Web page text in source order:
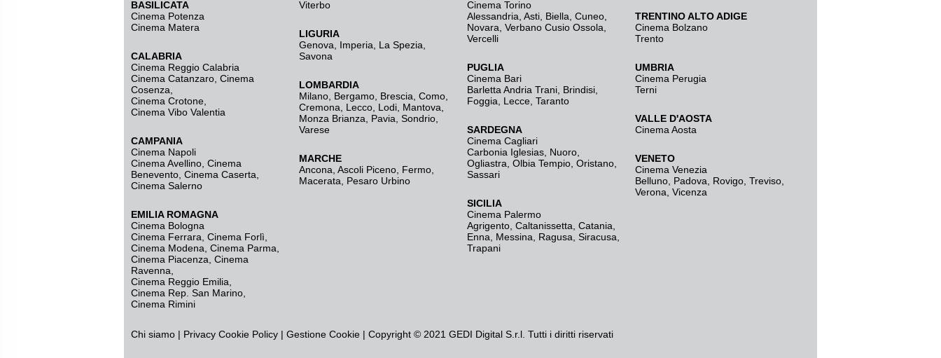
BASILICATA
Cinema Potenza
Cinema Matera
CALABRIA
Cinema Reggio Calabria
Cinema Catanzaro Cinema
Cosenza
Cinema Crotone
Cinema Vibo Valentia
CAMPANIA
Cinema Napoli
Cinema Avellino Cinema
Benevento Cinema Caserta
Cinema Salerno
EMILIA ROMAGNA
Cinema Bologna
Cinema Ferrara Cinema Forlì
Cinema Modena Cinema Parma
Cinema Piacenza Cinema
Ravenna
Cinema Reggio Emilia
Cinema Rep. San Marino
Cinema Rimini
Viterbo
LIGURIA
Genova
Imperia La Spezia
Savona
LOMBARDIA
Milano Bergamo Brescia, Como
Cremona
Lecco Lodi Mantova
Monza Brianza
Pavia Sondrio
Varese
MARCHE
Ancona Ascoli Piceno Fermo
Macerata
Pesaro Urbino
Cinema Torino
Alessandria Asti Biella Cuneo
Novara Verbano Cusio Ossola
Vercelli
PUGLIA
Cinema Bari
Barletta Andria Trani Brindisi
Foggia
Lecce Taranto
SARDEGNA
Cinema Cagliari
Carbonia Iglesias Nuoro
Ogliastra Olbia Tempio Oristano
Sassari
SICILIA
Cinema Palermo
Agrigento Caltanissetta Catania
Enna
Messina Ragusa Siracusa
Trapani
TRENTINO ALTO ADIGE
Cinema Bolzano
Trento
UMBRIA
Cinema Perugia
Terni
VALLE D'AOSTA
Cinema Aosta
VENETO
Cinema Venezia
Belluno Padova Rovigo Treviso
Verona Vicenza
Chi siamo | Privacy Cookie Policy | Gestione Cookie | Copyright © 2021 GEDI Digital S.r.l. Tutti i diritti riservati